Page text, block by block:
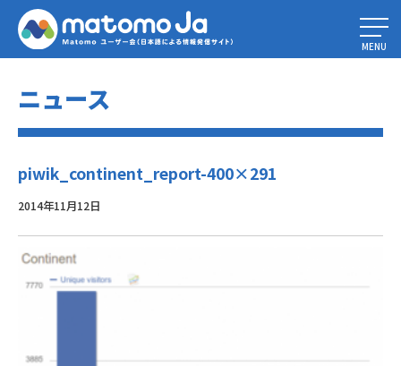
Home» »piwik_continent_report-400×291
MENU
ニュース
piwik_continent_report-400×291
2014年11月12日